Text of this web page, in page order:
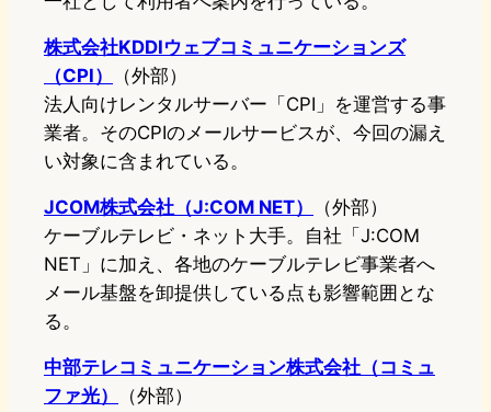
株式会社KDDIウェブコミュニケーションズ
（CPI）
（外部）
法人向けレンタルサーバー「CPI」を運営する事
業者。そのCPIのメールサービスが、今回の漏え
い対象に含まれている。
JCOM株式会社（J:COM NET）
（外部）
ケーブルテレビ・ネット大手。自社「J:COM
NET」に加え、各地のケーブルテレビ事業者へ
メール基盤を卸提供している点も影響範囲とな
る。
中部テレコミュニケーション株式会社（コミュ
ファ光）
（外部）